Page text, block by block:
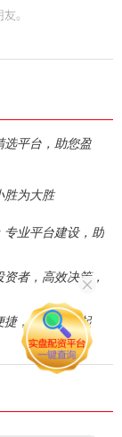
选平台，助您盈
胜为大胜
业平台建设，助
者，高效决策，
捷，助您投资起